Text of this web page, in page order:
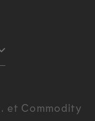
et Commodity